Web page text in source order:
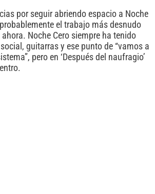
por seguir abriendo espacio a Noche
el trabajo más desnudo
Noche Cero siempre ha tenido
guitarras y ese punto de “vamos a
pero en ‘Después del naufragio’